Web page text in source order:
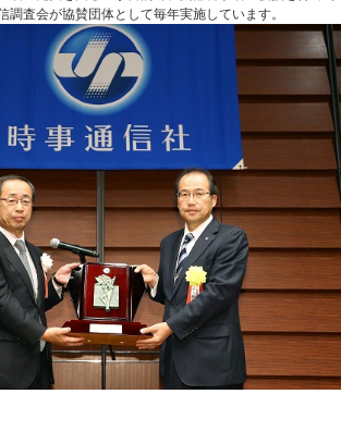
調査会が協賛団体として毎年実施しています。